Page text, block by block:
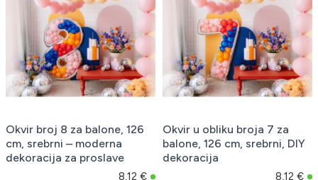
Okvir broj 8 za balone, 126
cm, srebrni – moderna
dekoracija za proslave
8,12 €
Okvir u obliku broja 7 za
balone, 126 cm, srebrni, DIY
dekoracija
8,12 €